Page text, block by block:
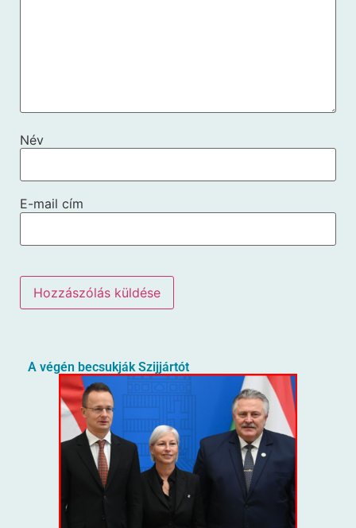
Név
E-mail cím
A végén becsukják Szijjártót